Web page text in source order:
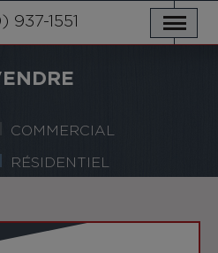
JOINDRE
CONFIDENTIALITÉ
937-1551
COMMERCIAL
RÉSIDENTIEL